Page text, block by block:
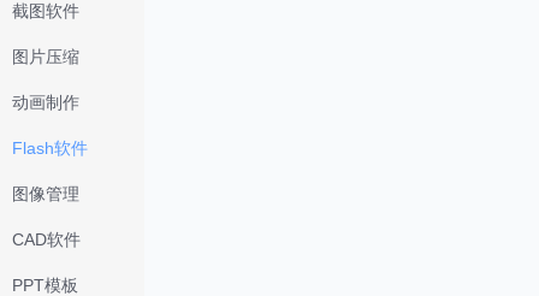
截图软件
图片压缩
动画制作
Flash软件
图像管理
CAD软件
PPT模板